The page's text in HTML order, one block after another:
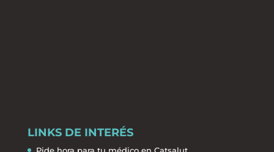
LINKS DE INTERÉS